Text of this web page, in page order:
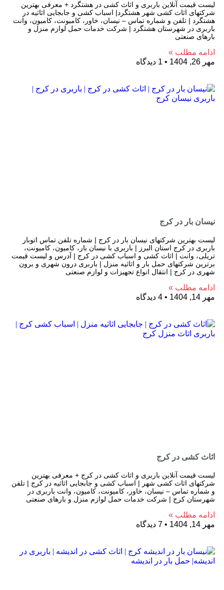
لیست قیمت آنلاین باربری و اثاث کشی در هشتگرد + معرفی بهترین
شرکتهای اثاث کشی شهر هشتگرد| اسباب کشی و جابجایی اثاثیه در
هشتگرد | تلفن و شماره تماس – نیسان، خاور، کامیونت، کامیون، وانت
باربری در شهرستان هشتگرد | شرکت خدمات حمل لوازم منزل و
بارهای صنعتی
ادامه مطلب »
مهر 26, 1404
نیسان بار در کرج
لیست بهترین شرکتهای نیسان بار در کرج | شماره تلفن تماس اتوبار
باربری در کرج استان البرز | باربری با نیسان بار، کامیون، کامیونت،
تریلی، وانت | اثاث کشی و اسباب کشی در کرج | آدرس و لیست قیمت
برترین شرکتهای حمل بار و اثاثیه منزل | باربری درون شهری و برون
شهری در کرج | انتقال انواع تجهیزات و لوازم صنعتی
ادامه مطلب »
مهر 14, 1404
اثاث کشی در کرج
لیست قیمت آنلاین باربری و اثاث کشی در کرج + معرفی بهترین
شرکتهای اثاث کشی شهر | اسباب کشی و جابجایی اثاثیه در کرج | تلفن
و شماره تماس – نیسان، خاور، کامیونت، کامیون، وانت باربری در
شهرستان کرج | شرکت خدمات حمل لوازم منزل و بارهای صنعتی
ادامه مطلب »
مهر 14, 1404